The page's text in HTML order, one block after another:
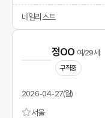
네일리스트
정OO 여/29세
구직중
2026-04-27(월)
서울